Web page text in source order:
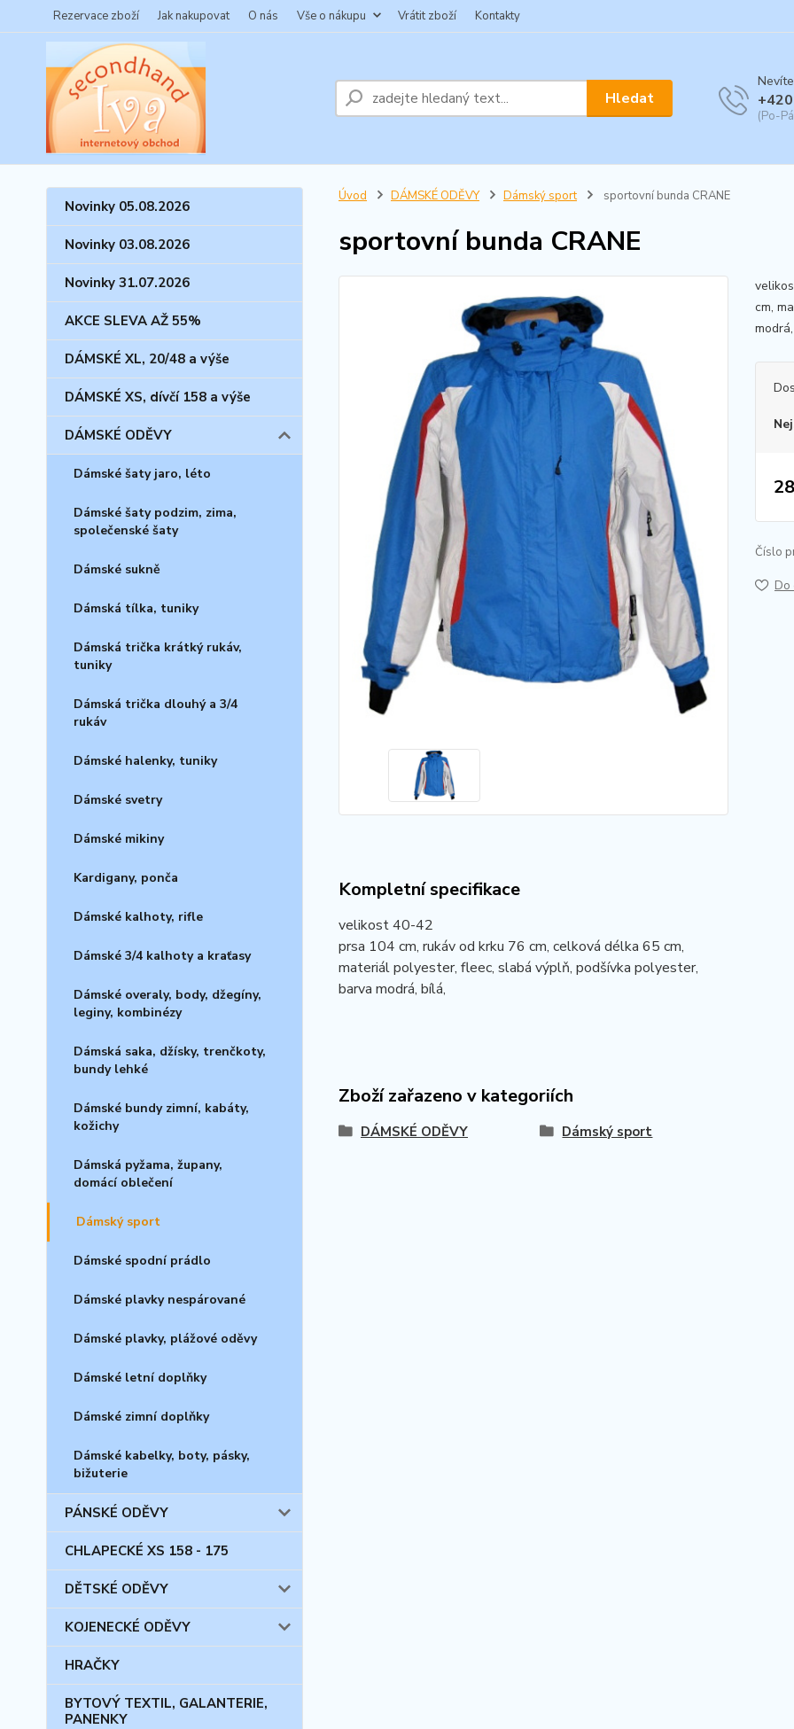
Rezervace zboží Jak nakupovat O nás Vše o nákupu Vrátit zboží Kontakty
Hledat
(Po-
Novinky 05.08.2026
Novinky 03.08.2026
Novinky 31.07.2026
AKCE SLEVA AŽ 55%
DÁMSKÉ XL, 20/48 a výše
DÁMSKÉ XS, dívčí 158 a výše
DÁMSKÉ ODĚVY
Dámské šaty jaro, léto
Dámské šaty podzim, zima,
společenské šaty
Dámské sukně
Dámská tílka, tuniky
Dámská trička krátký rukáv,
tuniky
Dámská trička dlouhý a 3/4
rukáv
Dámské halenky, tuniky
Dámské svetry
Dámské mikiny
Kardigany, ponča
Dámské kalhoty, rifle
Dámské 3/4 kalhoty a kraťasy
Dámské overaly, body, džegíny,
leginy, kombinézy
Dámská saka, džísky, trenčkoty,
bundy lehké
Dámské bundy zimní, kabáty,
kožichy
Dámská pyžama, župany,
domácí oblečení
Dámský sport
Dámské spodní prádlo
Dámské plavky nespárované
Dámské plavky, plážové oděvy
Dámské letní doplňky
Dámské zimní doplňky
Dámské kabelky, boty, pásky,
bižuterie
PÁNSKÉ ODĚVY
CHLAPECKÉ XS 158 - 175
DĚTSKÉ ODĚVY
KOJENECKÉ ODĚVY
HRAČKY
BYTOVÝ TEXTIL, GALANTERIE,
PANENKY
Úvod DÁMSKÉ ODĚVY Dámský sport sportovní bunda CRANE
sportovní bunda CRANE
cm,
Číslo
Do
Kompletní specifikace
velikost 40-42
prsa 104 cm, rukáv od krku 76 cm, celková délka 65 cm,
materiál polyester, fleec, slabá výplň, podšívka polyester,
barva modrá, bílá,
Zboží zařazeno v kategoriích
DÁMSKÉ ODĚVY Dámský sport